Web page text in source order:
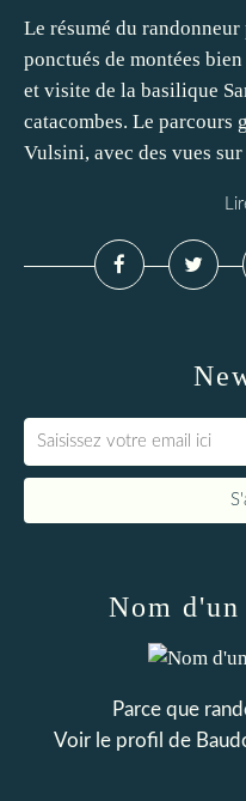
Le résumé du
ponctués de montées
et visite de la basilique
catacombes. Le parcours
Vulsini, avec des vues sur
Nom
Parce que
Voir le profil de